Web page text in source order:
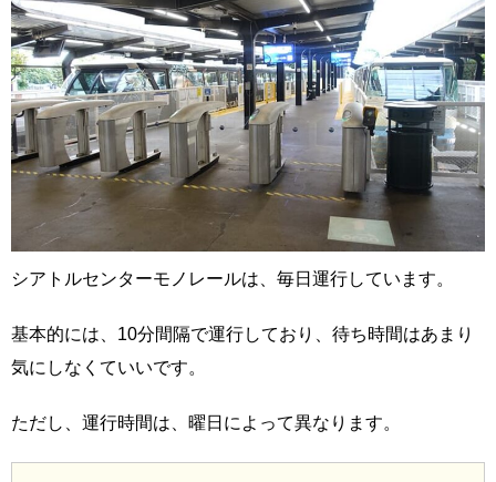
シアトルセンターモノレールは、毎日運行しています。
基本的には、10分間隔で運行しており、待ち時間はあまり
気にしなくていいです。
ただし、運行時間は、曜日によって異なります。